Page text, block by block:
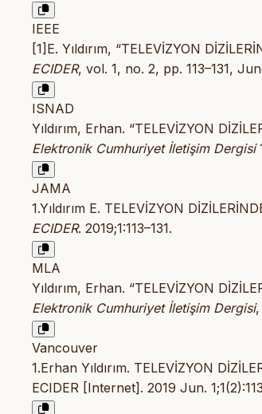
IEEE
[1]E. Yıldırım, “TELEVİZYON
ECIDER, vol. 1, no. 2, pp. 113–131,
ISNAD
Yıldırım, Erhan. “TELEVİZYON
Elektronik Cumhuriyet İletişim Dergisi
JAMA
1.Yıldırım E. TELEVİZYON
ECIDER. 2019;1:113–131.
MLA
Yıldırım, Erhan. “TELEVİZYON
Elektronik Cumhuriyet İletişim Dergisi,
Vancouver
1.Erhan Yıldırım. TELEVİZYON
ECIDER [Internet]. 2019 Jun.